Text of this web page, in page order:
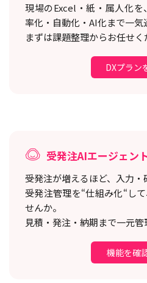
現場のExcel・紙・属人化を
率化・自動化・AI化まで一気
まずは課題整理からお任せく
DXプラン
受発注AIエージェン
受発注が増えるほど、入力・
受発注管理を“仕組み化“し
せんか。
見積・発注・納期まで一元管
機能を確